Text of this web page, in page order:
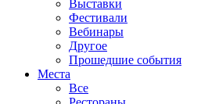
Выставки
Фестивали
Вебинары
Другое
Прошедшие события
Места
Все